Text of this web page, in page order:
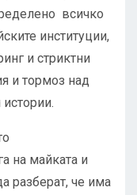
всичко
институции,
и стриктни
и тормоз над
на майката и
разберат, че има